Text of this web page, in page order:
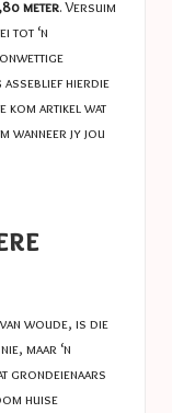
meter. Versuim
tot ‘n
asseblief hierdie
kom artikel wat
wanneer jy jou
woude, is die
maar ‘n
grondeienaars
huise